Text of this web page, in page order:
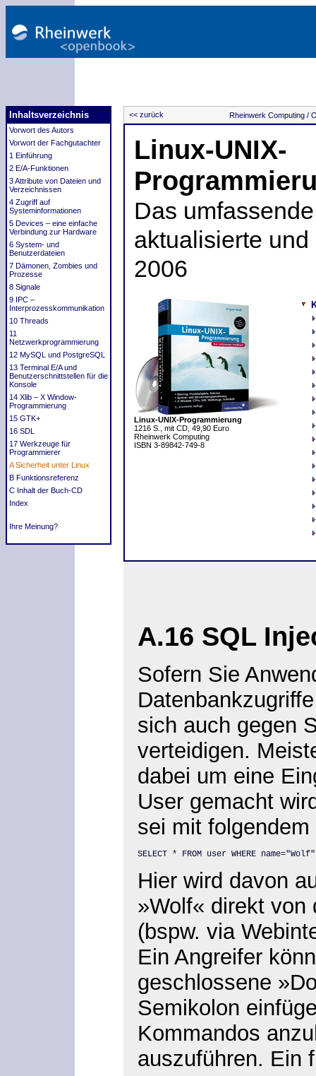
Inhaltsverzeichnis
Vorwort des Autors
Vorwort der Fachgutachter
1 Einführung
2 E/A-Funktionen
3 Attribute von Dateien und
Verzeichnissen
4 Zugriff auf
Systeminformationen
5 Devices – eine einfache
Verbindung zur Hardware
6 System- und
Benutzerdateien
7 Dämonen, Zombies und
Prozesse
8 Signale
9 IPC –
Interprozesskommunikation
10 Threads
11
Netzwerkprogrammierung
12 MySQL und PostgreSQL
13 Terminal E/A und
Benutzerschnittstellen für die
Konsole
14 Xlib – X Window-
Programmierung
15 GTK+
16 SDL
17 Werkzeuge für
Programmierer
A Sicherheit unter Linux
B Funktionsreferenz
C Inhalt der Buch-CD
Index
Ihre Meinung?
<< zurück Rheinwerk Computing /
Linux-UNIX-
Das
aktualisierte
2006
Linux-UNIX-Programmierung
1216 S., mit CD, 49,90 Euro
Rheinwerk Computing
ISBN 3-89842-749-8
A.16 SQL
Sofern Sie
sich auch gegen
verteidigen.
dabei um eine
User gemacht
sei mit
SELECT * FROM user WHERE name="Wolf"
Hier wird davon
»Wolf« direkt von
(bspw. via
Ein Angreifer
geschlossene
Semikolon
Kommandos
auszuführen. Ein